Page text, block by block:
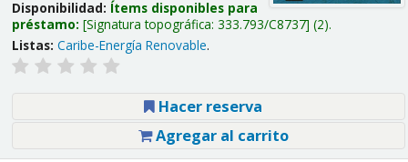
Disponibilidad: Ítems disponibles para
préstamo: Signatura topográfica: 333.793/C8737 (2).
Listas: Caribe-Energía Renovable.
Hacer reserva
Agregar al carrito